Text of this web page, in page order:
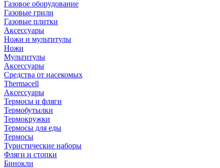
Газовое оборудование
Газовые грили
Газовые плитки
Аксессуары
Ножи и мультитулы
Ножи
Мультитулы
Аксессуары
Средства от насекомых
Thermacell
Аксессуары
Термосы и фляги
Термобутылки
Термокружки
Термосы для еды
Термосы
Туристические наборы
Фляги и стопки
Бинокли